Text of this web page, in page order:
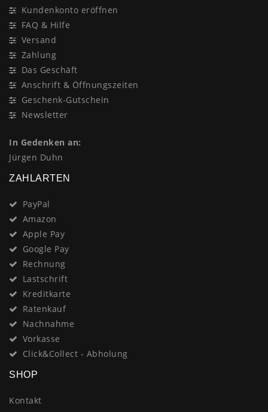
Kundenkonto eröffnen
FAQ & Hilfe
Versand
Zahlung
Das Geschäft
Anschrift & Öffnungszeiten
Geschenk-Gutschein
Newsletter
In Gedenken an:
Jürgen Duhn
ZAHLARTEN
PayPal
Amazon
Apple Pay
Google Pay
Rechnung
Lastschrift
Kreditkarte
Ratenkauf
Nachnahme
Vorkasse
Click&Collect - Abholung
SHOP
Kontakt